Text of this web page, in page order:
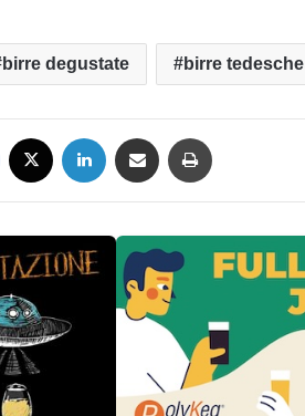
birre degustate birre tedesche
Facebook LinkedIn Condividi via mail